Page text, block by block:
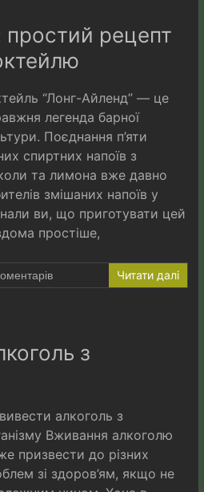
рецепт
“Лонг-Айленд” — це
легенда барної
Поєднання п’яти
спиртних напоїв з
та лимона вже давно
змішаних напоїв у
ви, що приготувати цей
простіше,
Читати далі
з
алкоголь з
Вживання алкоголю
призвести до різних
зі здоров’ям, якщо не